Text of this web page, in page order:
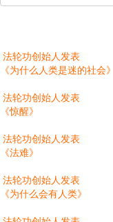
法轮功创始人发表
《为什么人类是迷的社会》
法轮功创始人发表
《惊醒》
法轮功创始人发表
《法难》
法轮功创始人发表
《为什么会有人类》